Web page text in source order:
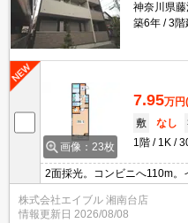
神奈川県
築6年
3階
画像：23枚
7.95万円
敷
なし
1階
1K
2面採光。コンビニへ110m。
都市ガス使用。設備充実。敷
ステム付き。仲介手数料家賃
可。
株式会社エイブル 湘南台店
情報更新日 2026/08/08